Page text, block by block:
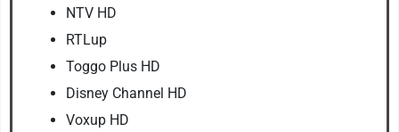
NTV HD
RTLup
Toggo Plus HD
Disney Channel HD
Voxup HD